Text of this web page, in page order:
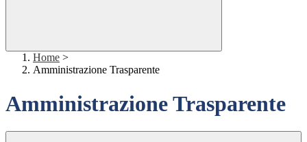
Home >
Amministrazione Trasparente
Amministrazione Trasparente